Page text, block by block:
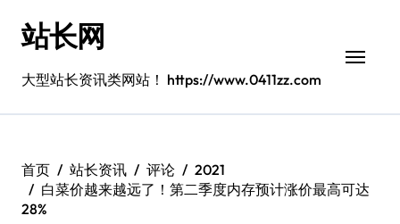
站长网
大型站长资讯类网站！ https://www.0411zz.com
首页 站长资讯 评论
2021
白菜价越来越远了！第二季度内存预计涨价最高可达
28%